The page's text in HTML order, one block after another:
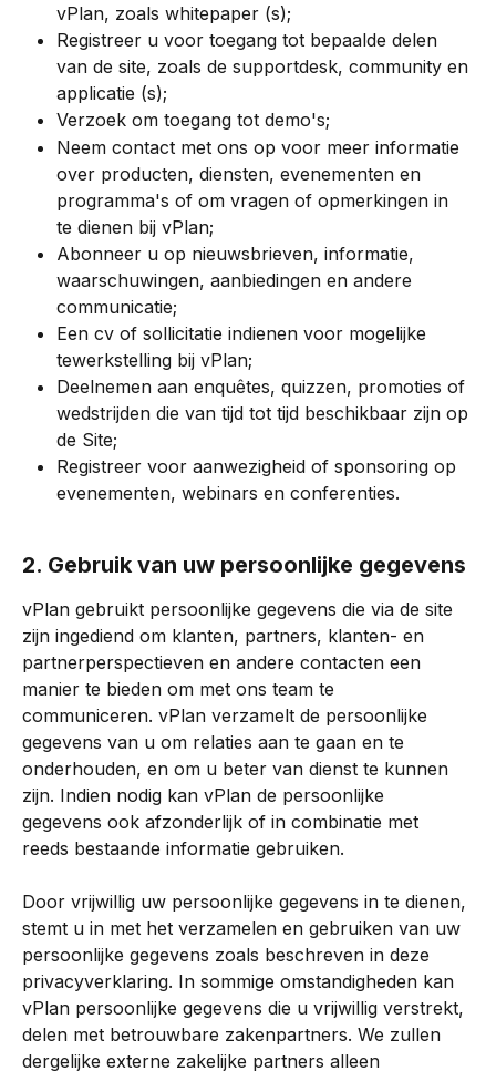
vPlan, zoals whitepaper (s);
Registreer u voor toegang tot bepaalde delen
van de site, zoals de supportdesk, community en
applicatie (s);
Verzoek om toegang tot demo's;
Neem contact met ons op voor meer informatie
over producten, diensten, evenementen en
programma's of om vragen of opmerkingen in
te dienen bij vPlan;
Abonneer u op nieuwsbrieven, informatie,
waarschuwingen, aanbiedingen en andere
communicatie;
Een cv of sollicitatie indienen voor mogelijke
tewerkstelling bij vPlan;
Deelnemen aan enquêtes, quizzen, promoties of
wedstrijden die van tijd tot tijd beschikbaar zijn op
de Site;
Registreer voor aanwezigheid of sponsoring op
evenementen, webinars en conferenties.
2. Gebruik van uw persoonlijke gegevens
vPlan gebruikt persoonlijke gegevens die via de site
zijn ingediend om klanten, partners, klanten- en
partnerperspectieven en andere contacten een
manier te bieden om met ons team te
communiceren. vPlan verzamelt de persoonlijke
gegevens van u om relaties aan te gaan en te
onderhouden, en om u beter van dienst te kunnen
zijn. Indien nodig kan vPlan de persoonlijke
gegevens ook afzonderlijk of in combinatie met
reeds bestaande informatie gebruiken.
Door vrijwillig uw persoonlijke gegevens in te dienen,
stemt u in met het verzamelen en gebruiken van uw
persoonlijke gegevens zoals beschreven in deze
privacyverklaring. In sommige omstandigheden kan
vPlan persoonlijke gegevens die u vrijwillig verstrekt,
delen met betrouwbare zakenpartners. We zullen
dergelijke externe zakelijke partners alleen